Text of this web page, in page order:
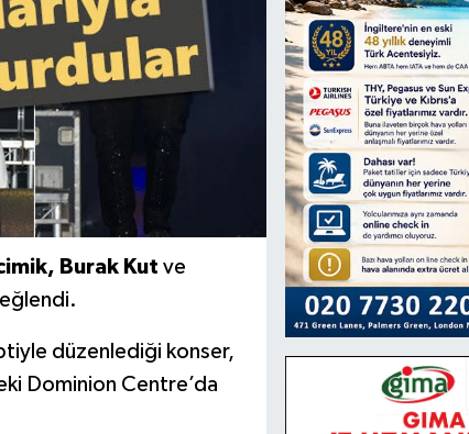
Burak Kut ve
eğlendi.
düzenlediği konser,
Dominion Centre’da